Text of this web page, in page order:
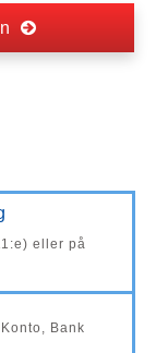
eller på
Bank